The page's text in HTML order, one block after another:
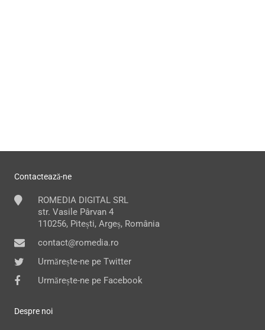
Contactează-ne
ROMEDIA DIGITAL SRL
str. Vasile Pârvan 4
110256, Pitești, Argeș, România
contact@romedia.ro
Urmărește-ne pe Twitter
Urmărește-ne pe Facebook
Despre noi